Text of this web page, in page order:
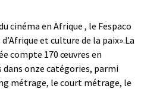
cinéma en Afrique , le Fespaco
et culture de la paix».La
compte 170 œuvres en
onze catégories, parmi
métrage, le court métrage, le